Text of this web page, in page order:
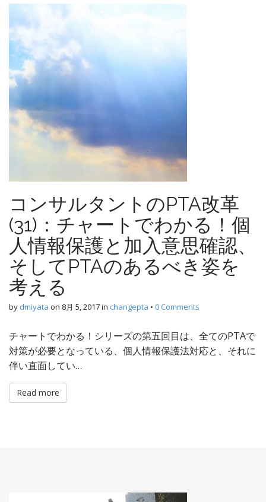
コンサルタントのPTA改革
(31)：チャートでわかる！個
人情報保護と加入意思確認、
そしてPTAのあるべき姿を
考える
by dmiyata on 8月 5, 2017in changepta • 0 Comments
チャートでわかる！シリーズの第五回目は、全てのPTAで
対策が必要となっている、個人情報保護法対応と、それに
伴い直面してい…
Read more